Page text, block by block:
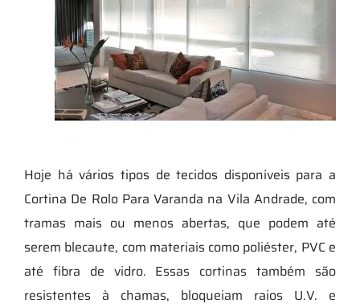
Hoje há vários tipos de tecidos disponíveis para a
Cortina De Rolo Para Varanda na Vila Andrade, com
tramas mais ou menos abertas, que podem até
serem blecaute, com materiais como poliéster, PVC e
até fibra de vidro. Essas cortinas também são
resistentes à chamas, bloqueiam raios U.V. e